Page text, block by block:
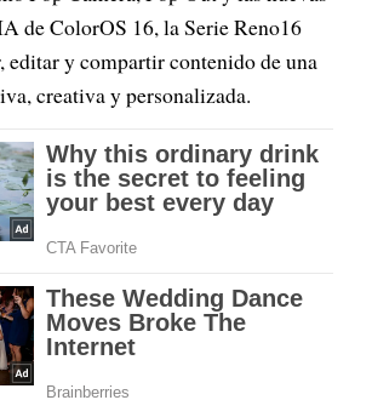
de ColorOS 16, la Serie Reno16
editar y compartir contenido de una
creativa y personalizada.